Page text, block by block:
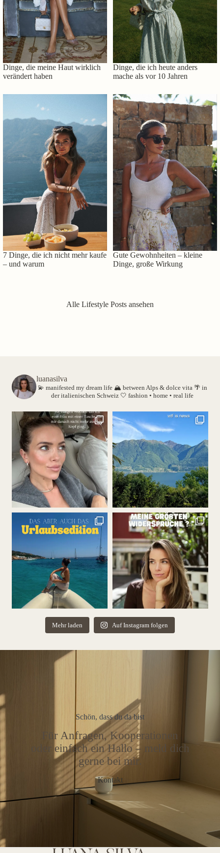
Dinge, die meine Haut wirklich
verändert haben
Dinge, die ich heute anders
mache als vor 10 Jahren
7 Dinge, die ich nicht mehr kaufe
– und warum
Gute Gewohnheiten – kleine
Dinge, große Wirkung
Alle Lifestyle Posts ansehen
luanasilva
💫 manifested my dream life 🏔️ between Alps & dolce vita 🌴 in
der italienischen Schweiz 🤍 fashion • home • real life
Mehr laden Auf Instagram folgen
Schön, dass du da bist
Für Anfragen, Kooperationen
oder einfach ein Hallo – meld dich
gerne bei mir.
Kontakt